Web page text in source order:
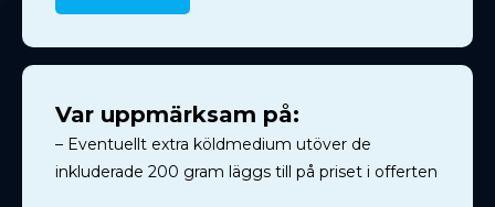
Var uppmärksam på:
– Eventuellt extra köldmedium utöver de
inkluderade 200 gram läggs till på priset i offerten